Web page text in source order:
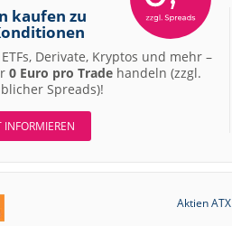
kaufen zu
Derivate, Kryptos und mehr –
0 Euro pro Trade handeln (zzgl.
Spreads)!
INFORMIEREN
Aktien ATX